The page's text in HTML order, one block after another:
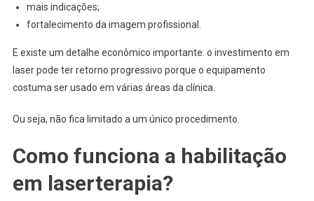
mais indicações;
fortalecimento da imagem profissional.
E existe um detalhe econômico importante: o investimento em
laser pode ter retorno progressivo porque o equipamento
costuma ser usado em várias áreas da clínica.
Ou seja, não fica limitado a um único procedimento.
Como funciona a habilitação
em laserterapia?